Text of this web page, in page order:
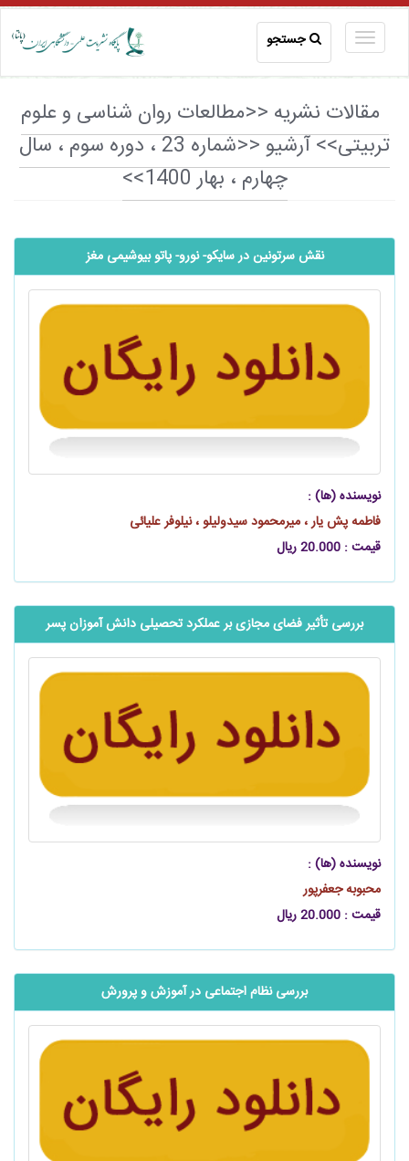
جستجو
مقالات نشریه <<مطالعات روان شناسی و علوم
تربیتی>> آرشیو <<شماره 23 ، دوره سوم ، سال
چهارم ، بهار 1400>>
نقش سرتونین در سایکو- نورو- پاتو بیوشیمی مغز
نویسنده (ها) :
فاطمه پش یار ، میرمحمود سیدولیلو ، نیلوفر علیائی
قیمت : 20.000 ریال
بررسی تأثیر فضای مجازی بر عملکرد تحصیلی دانش‫ آموزان پسر‬‬
نویسنده (ها) :
محبوبه جعفرپور
قیمت : 20.000 ریال
بررسی نظام اجتماعی در آموزش و پرورش